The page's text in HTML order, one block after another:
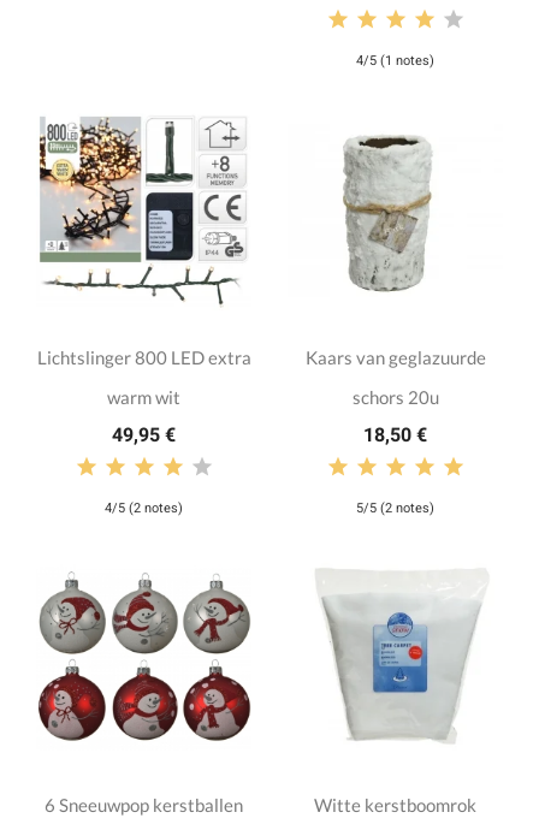
4/5 (1 notes)
Lichtslinger 800 LED extra
warm wit
49,95 €
4/5 (2 notes)
Kaars van geglazuurde
schors 20u
18,50 €
5/5 (2 notes)
6 Sneeuwpop kerstballen
Witte kerstboomrok